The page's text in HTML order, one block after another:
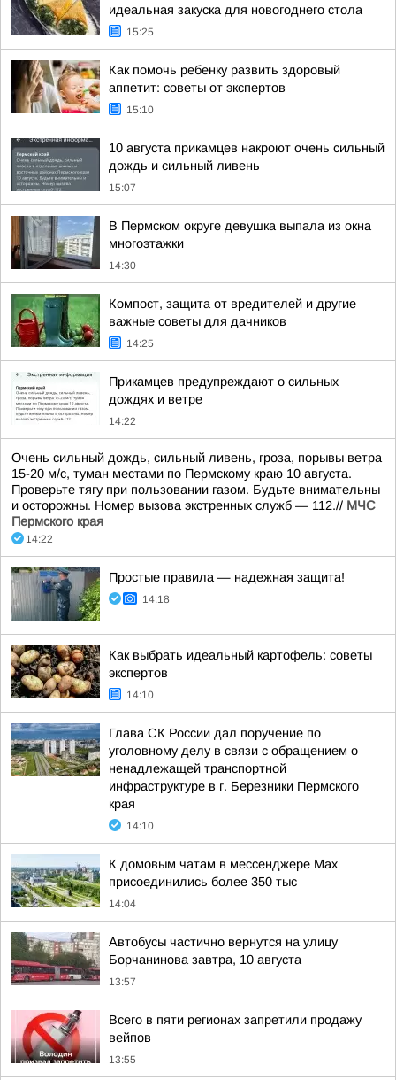
идеальная закуска для новогоднего стола
15:25
Как помочь ребенку развить здоровый
аппетит: советы от экспертов
15:10
10 августа прикамцев накроют очень сильный
дождь и сильный ливень
15:07
В Пермском округе девушка выпала из окна
многоэтажки
14:30
Компост, защита от вредителей и другие
важные советы для дачников
14:25
Прикамцев предупреждают о сильных
дождях и ветре
14:22
Очень сильный дождь, сильный ливень, гроза, порывы ветра
15-20 м/с, туман местами по Пермскому краю 10 августа.
Проверьте тягу при пользовании газом. Будьте внимательны
и осторожны. Номер вызова экстренных служб — 112.// МЧС
Пермского края
14:22
Простые правила — надежная защита!
14:18
Как выбрать идеальный картофель: советы
экспертов
14:10
Глава СК России дал поручение по
уголовному делу в связи с обращением о
ненадлежащей транспортной
инфраструктуре в г. Березники Пермского
края
14:10
К домовым чатам в мессенджере Max
присоединились более 350 тыс
14:04
Автобусы частично вернутся на улицу
Борчанинова завтра, 10 августа
13:57
Всего в пяти регионах запретили продажу
вейпов
13:55